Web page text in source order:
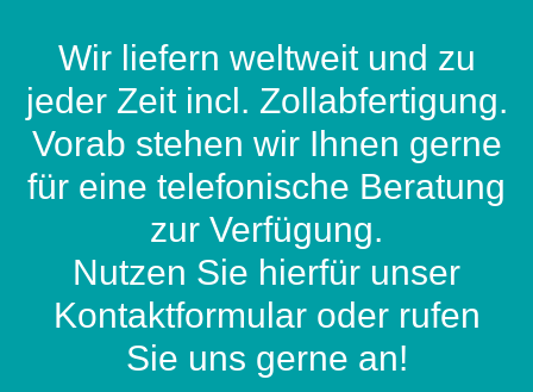
Wir liefern weltweit und zu
jeder Zeit incl. Zollabfertigung.
Vorab stehen wir Ihnen gerne
für eine telefonische Beratung
zur Verfügung.
Nutzen Sie hierfür unser
Kontaktformular oder rufen
Sie uns gerne an!